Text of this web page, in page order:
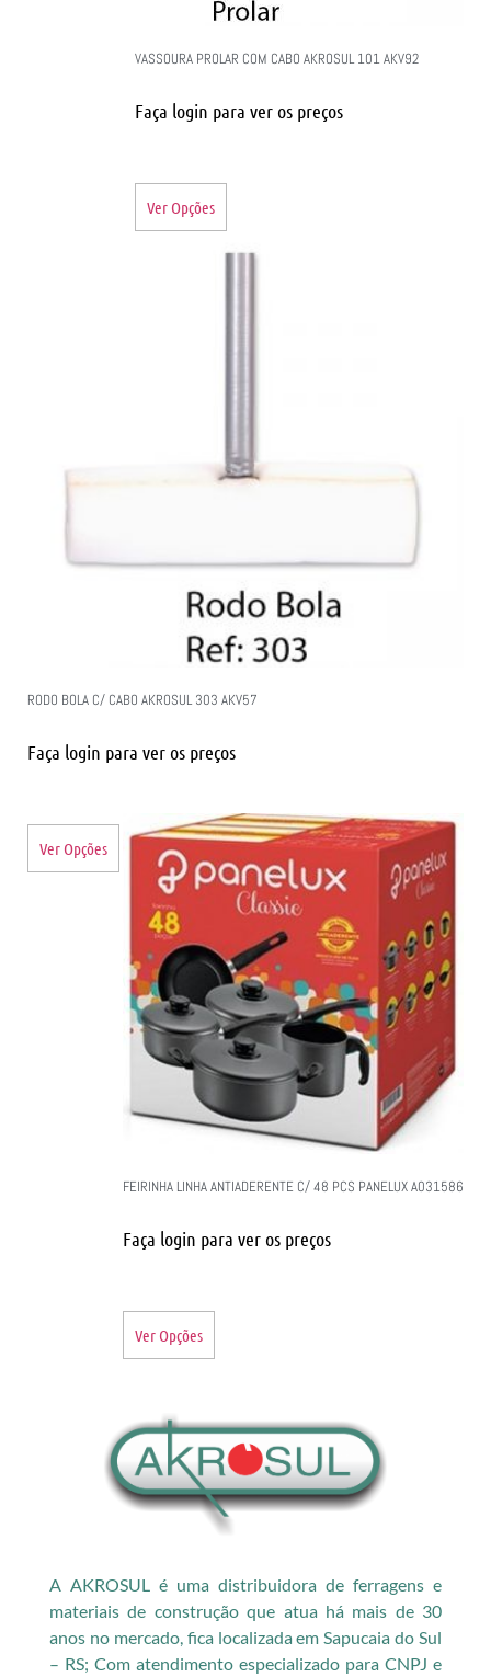
VASSOURA PROLAR COM CABO AKROSUL 101 AKV92
Faça login para ver os preços
Ver Opções
RODO BOLA C/ CABO AKROSUL 303 AKV57
Faça login para ver os preços
Ver Opções
FEIRINHA LINHA ANTIADERENTE C/ 48 PCS PANELUX A031586
Faça login para ver os preços
Ver Opções
A AKROSUL é uma distribuidora de ferragens e
materiais de construção que atua há mais de 30
anos no mercado, fica localizada em Sapucaia do Sul
– RS; Com atendimento especializado para CNPJ e